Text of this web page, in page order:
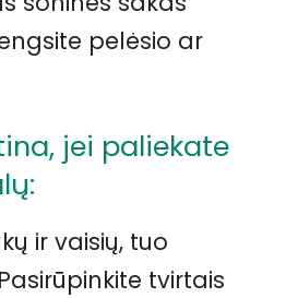
pelėsio ar
jei paliekate
ir vaisių, tuo
tvirtais